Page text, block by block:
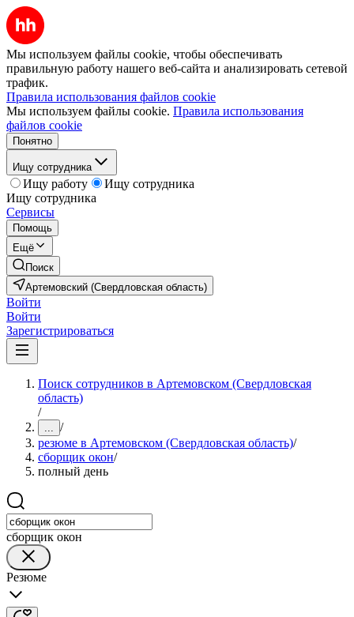
Мы используем файлы cookie, чтобы обеспечивать
правильную работу нашего веб-сайта и анализировать сетевой
трафик.
Правила использования файлов cookie
Мы используем файлы cookie. Правила использования
файлов cookie
Понятно
Ищу сотрудника
Ищу работу
Ищу сотрудника
Ищу сотрудника
Сервисы
Помощь
Ещё
Поиск
Артемовский (Свердловская область)
Войти
Войти
Зарегистрироваться
Поиск сотрудников в Артемовском (Свердловская
область)
/
... /
резюме в Артемовском (Свердловская область)/
сборщик окон/
полный день
сборщик окон
Резюме